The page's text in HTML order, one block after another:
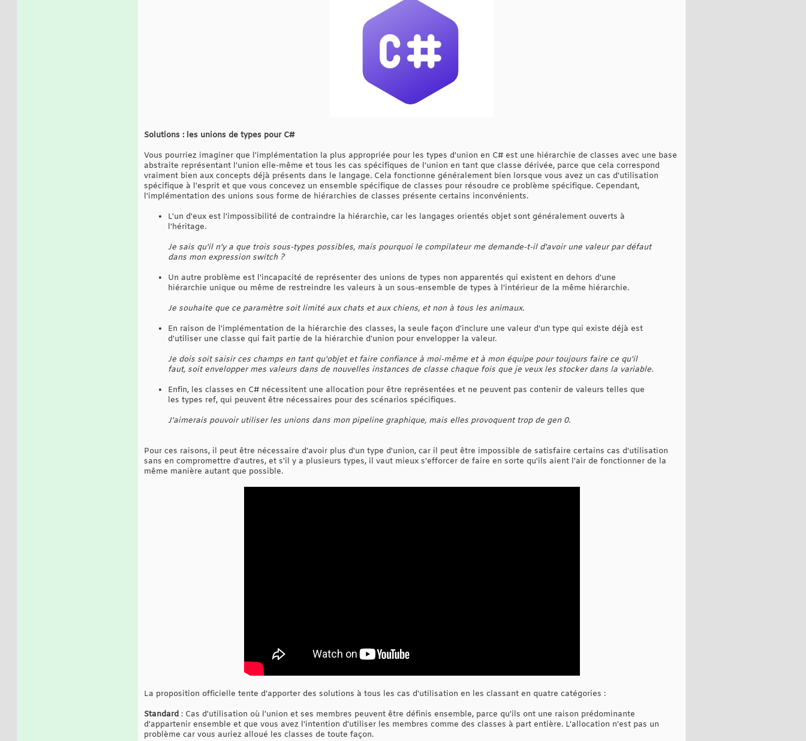
Solutions : les unions de types pour C#
Vous pourriez imaginer que l'implémentation la plus appropriée pour les types d'union en C# est une hiérarchie de classes avec une base
abstraite représentant l'union elle-même et tous les cas spécifiques de l'union en tant que classe dérivée, parce que cela correspond
vraiment bien aux concepts déjà présents dans le langage. Cela fonctionne généralement bien lorsque vous avez un cas d'utilisation
spécifique à l'esprit et que vous concevez un ensemble spécifique de classes pour résoudre ce problème spécifique. Cependant,
l'implémentation des unions sous forme de hiérarchies de classes présente certains inconvénients.
L'un d'eux est l'impossibilité de contraindre la hiérarchie, car les langages orientés objet sont généralement ouverts à
l'héritage.
Je sais qu'il n'y a que trois sous-types possibles, mais pourquoi le compilateur me demande-t-il d'avoir une valeur par défaut
dans mon expression switch ?
Un autre problème est l'incapacité de représenter des unions de types non apparentés qui existent en dehors d'une
hiérarchie unique ou même de restreindre les valeurs à un sous-ensemble de types à l'intérieur de la même hiérarchie.
Je souhaite que ce paramètre soit limité aux chats et aux chiens, et non à tous les animaux.
En raison de l'implémentation de la hiérarchie des classes, la seule façon d'inclure une valeur d'un type qui existe déjà est
d'utiliser une classe qui fait partie de la hiérarchie d'union pour envelopper la valeur.
Je dois soit saisir ces champs en tant qu'objet et faire confiance à moi-même et à mon équipe pour toujours faire ce qu'il
faut, soit envelopper mes valeurs dans de nouvelles instances de classe chaque fois que je veux les stocker dans la variable.
Enfin, les classes en C# nécessitent une allocation pour être représentées et ne peuvent pas contenir de valeurs telles que
les types ref, qui peuvent être nécessaires pour des scénarios spécifiques.
J'aimerais pouvoir utiliser les unions dans mon pipeline graphique, mais elles provoquent trop de gen 0.
Pour ces raisons, il peut être nécessaire d'avoir plus d'un type d'union, car il peut être impossible de satisfaire certains cas d'utilisation
sans en compromettre d'autres, et s'il y a plusieurs types, il vaut mieux s'efforcer de faire en sorte qu'ils aient l'air de fonctionner de la
même manière autant que possible.
La proposition officielle tente d'apporter des solutions à tous les cas d'utilisation en les classant en quatre catégories :
Standard : Cas d'utilisation où l'union et ses membres peuvent être définis ensemble, parce qu'ils ont une raison prédominante
d'appartenir ensemble et que vous avez l'intention d'utiliser les membres comme des classes à part entière. L'allocation n'est pas un
problème car vous auriez alloué les classes de toute façon.